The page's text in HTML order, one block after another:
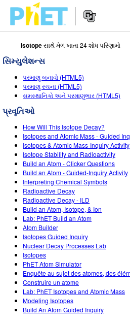
PhET
વેબસાઇટ
શોધો
Navigation
સિમ્યુલેશન્સ
બધા સિમ્સ
ભૌતિકવિજ્ઞાન
ગણિત
રસાયણવિજ્ઞાન
અર્થ સાયન્સ
બાયોલોજી
ભાષાંતરીત સિમ્સ
Customizable Sims
STUDIO
About Studio
Customizable Sims
Start a Free Trial
Purchase a License
ભણાવવું
એક્ટિવિટીઝ બ્રાઉઝ કરો
તમારી એક્ટિવિટીઝ શેર કરો
Activity Contribution Guidelines
વર્ચ્યુઅલ વર્કશોપ્સ
Professional Learning with
Teaching with PhET
સંશોધન
પહેલ
ઇંકલુઝિવ ડિઝાઇન
PhET ગ્લોબલ
Data Fluency
STEM એડમાં DEIB
SceneryStack OSE
Impact Report
સાઇન ઇન કરો / નોંધણી કરો
સાઇન ઇન કરો / નોંધણી કરો
isotopeસાથે મેળ ખાતા 24 શોધ પરિણામો
સિમ્યુલેશન્સ
પરમાણુ બનાવો (HTML5)
પરમાણુ રચના (HTML5)
સમસ્થાનિકો અને પરમાણુભાર (HTML5)
પ્રવૃતિઓ
How Will This Isotope Decay?
Isotopes and Atomic Mass - Guided
Isotopes & Atomic Mass-Inquiry Activity
Isotope Stability and Radioactivity
Build an Atom - Clicker Questions
Build an Atom - Guided-Inquiry Activity
Interpreting Chemical Symbols
Radioactive Decay
Radioactive Decay - ILD
Build an Atom, Isotope, & Ion
Lab: PhET Build an Atom
Atom Builder
Isotopes Guided Inquiry
Nuclear Decay Processes Lab
Isotopes
PhET Atom Simulator
Enquête au sujet des atomes, des
Construire un atome
Lab: PhET Isotopes and Atomic Mass
Modeling Isotopes
Build An Atom Guided Inquiry